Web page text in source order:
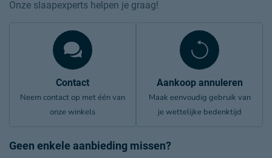
Onze slaapexperts helpen je graag!
Contact
Neem contact op met één van
onze winkels
Aankoop annuleren
Maak eenvoudig gebruik van
je wettelijke bedenktijd
Geen enkele aanbieding missen?